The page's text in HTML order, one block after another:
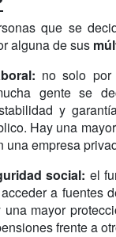
que se
alguna de sus
no solo por
gente se
y
Hay una
una empresa
social: el
a fuentes
una mayor
frente a